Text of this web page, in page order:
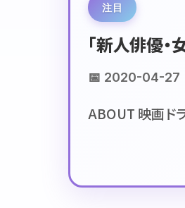
注目
「新人俳優
📅 2020-04-27
ABOUT 映画ド